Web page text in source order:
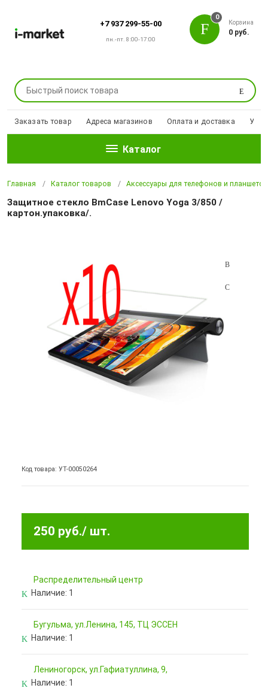
+7 937 299-55-00
пн.-пт. 8:00-17:00
Поиск
0
Корзина
0 руб.
Заказать товар Адреса магазинов Оплата и доставка
Каталог
Главная Каталог товаров Аксессуары для телефонов и планшетов
Защитное стекло BmCase Lenovo Yoga 3/850 /
картон.упаковка/.
Код товара: УТ-00050264
250 руб./ шт.
Pаспределительный центр
Наличие: 1
Бугульма, ул.Ленина, 145, ТЦ ЭССЕН
Наличие: 1
Лениногорск, ул.Гафиатуллина, 9,
Наличие: 1